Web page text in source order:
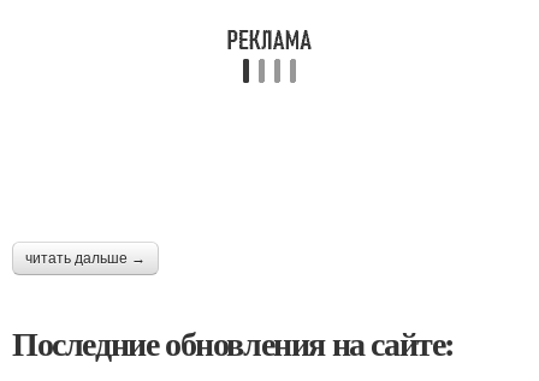
читать дальше →
Последние обновления на сайте: